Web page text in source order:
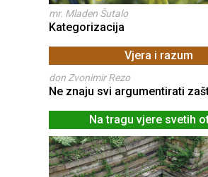
mr. Mladen Šutalo
Kategorizacija
Vjera i razum
don Zvonimir Rezo
Ne znaju svi argumentirati
Na tragu vjere svetih